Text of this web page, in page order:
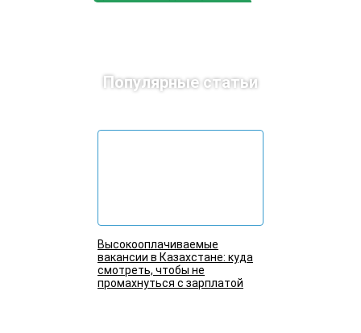
Популярные статьи
Высокооплачиваемые
вакансии в Казахстане: куда
смотреть, чтобы не
промахнуться с зарплатой